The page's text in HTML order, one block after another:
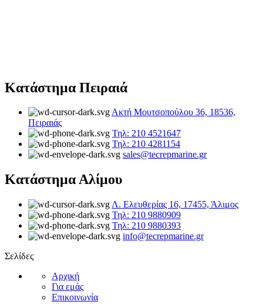
Κατάστημα Πειραιά
Ακτή Μουτσοπούλου 36, 18536,
Πειραιάς
Τηλ: 210 4521647
Τηλ: 210 4281154
sales@tecrepmarine.gr
Κατάστημα Αλίμου
Λ. Ελευθερίας 16, 17455, Άλιμος
Τηλ: 210 9880909
Τηλ: 210 9880393
info@tecrepmarine.gr
Σελίδες
Αρχική
Για εμάς
Επικοινωνία